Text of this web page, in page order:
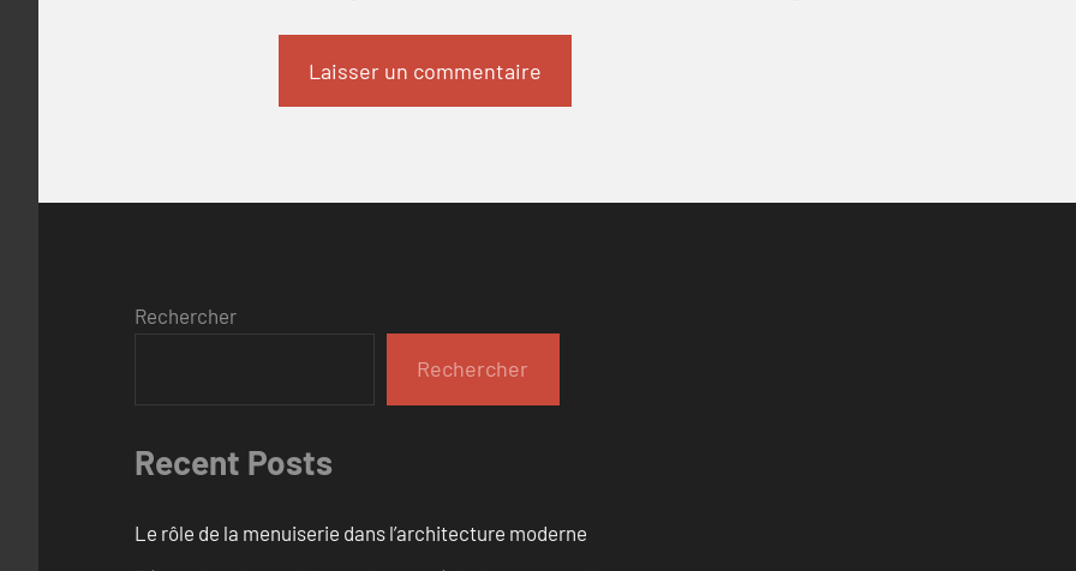
Rechercher
Rechercher
Recent Posts
Le rôle de la menuiserie dans l’architecture moderne